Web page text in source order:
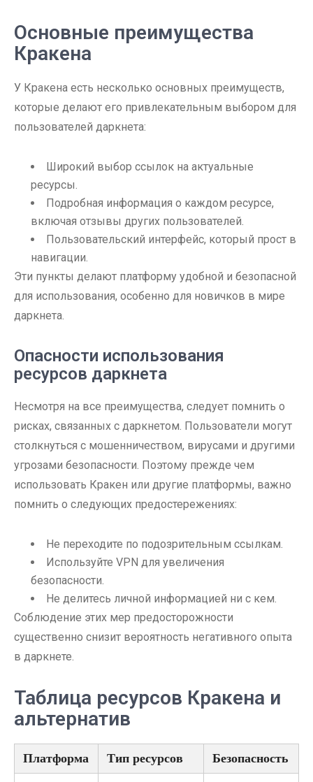
Основные преимущества
Кракена
У Кракена есть несколько основных преимуществ,
которые делают его привлекательным выбором для
пользователей даркнета:
Широкий выбор ссылок на актуальные
ресурсы.
Подробная информация о каждом ресурсе,
включая отзывы других пользователей.
Пользовательский интерфейс, который прост в
навигации.
Эти пункты делают платформу удобной и безопасной
для использования, особенно для новичков в мире
даркнета.
Опасности использования
ресурсов даркнета
Несмотря на все преимущества, следует помнить о
рисках, связанных с даркнетом. Пользователи могут
столкнуться с мошенничеством, вирусами и другими
угрозами безопасности. Поэтому прежде чем
использовать Кракен или другие платформы, важно
помнить о следующих предостережениях:
Не переходите по подозрительным ссылкам.
Используйте VPN для увеличения
безопасности.
Не делитесь личной информацией ни с кем.
Соблюдение этих мер предосторожности
существенно снизит вероятность негативного опыта
в даркнете.
Таблица ресурсов Кракена и
альтернатив
Платформа Тип ресурсов Безопасность